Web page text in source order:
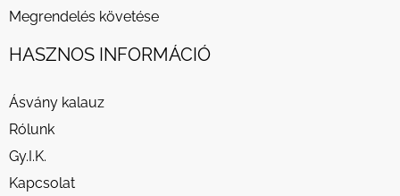
Megrendelés követése
HASZNOS INFORMÁCIÓ
Ásvány kalauz
Rólunk
Gy.I.K.
Kapcsolat